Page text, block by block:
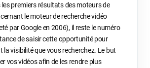
premiers résultats des moteurs de
le moteur de recherche vidéo
par Google en 2006), il reste le numéro
de saisir cette opportunité pour
la visibilité que vous recherchez. Le but
vos vidéos afin de les rendre plus